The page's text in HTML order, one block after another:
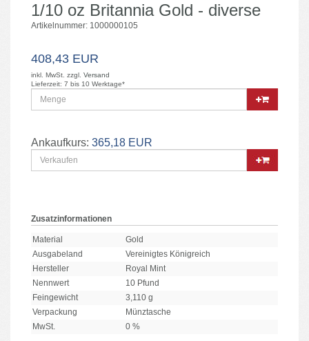
1/10 oz Britannia Gold - diverse
Artikelnummer: 1000000105
408,43 EUR
inkl. MwSt. zzgl. Versand
Lieferzeit: 7 bis 10 Werktage*
Ankaufkurs: 365,18 EUR
Zusatzinformationen
Material
Gold
Ausgabeland
Vereinigtes Königreich
Hersteller
Royal Mint
Nennwert
10 Pfund
Feingewicht
3,110 g
Verpackung
Münztasche
MwSt.
0 %